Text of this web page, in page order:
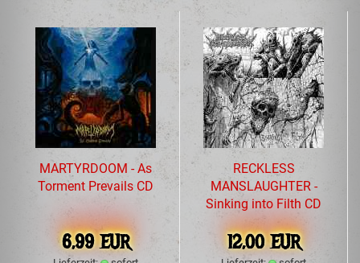
MARTYRDOOM - As
Torment Prevails CD
6,99 EUR
RECKLESS
MANSLAUGHTER -
Sinking into Filth CD
12,00 EUR